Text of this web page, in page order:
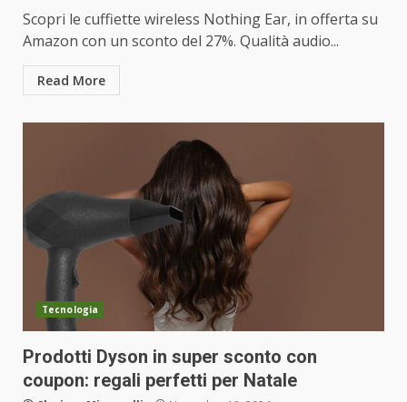
Scopri le cuffiette wireless Nothing Ear, in offerta su
Amazon con un sconto del 27%. Qualità audio...
Read More
Tecnologia
Prodotti Dyson in super sconto con
coupon: regali perfetti per Natale